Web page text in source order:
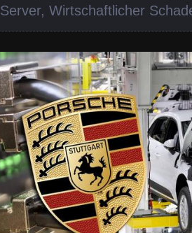
Server, Wirtschaftlicher